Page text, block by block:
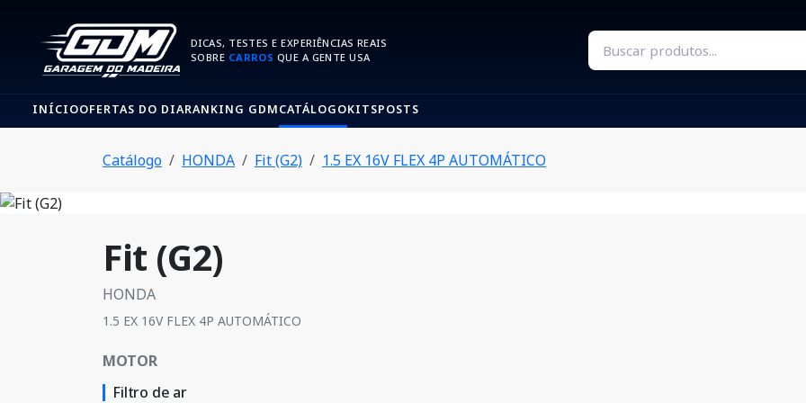
DICAS, TESTES E EXPERIÊNCIAS REAIS
SOBRE CARROS QUE A GENTE USA
INÍCIOOFERTAS DO DIARANKING GDMCATÁLOGOKITSPOSTS
Catálogo HONDA Fit (G2) 1.5 EX 16V FLEX 4P AUTOMÁTICO
Fit (G2)
HONDA
1.5 EX 16V FLEX 4P AUTOMÁTICO
MOTOR
Filtro de ar